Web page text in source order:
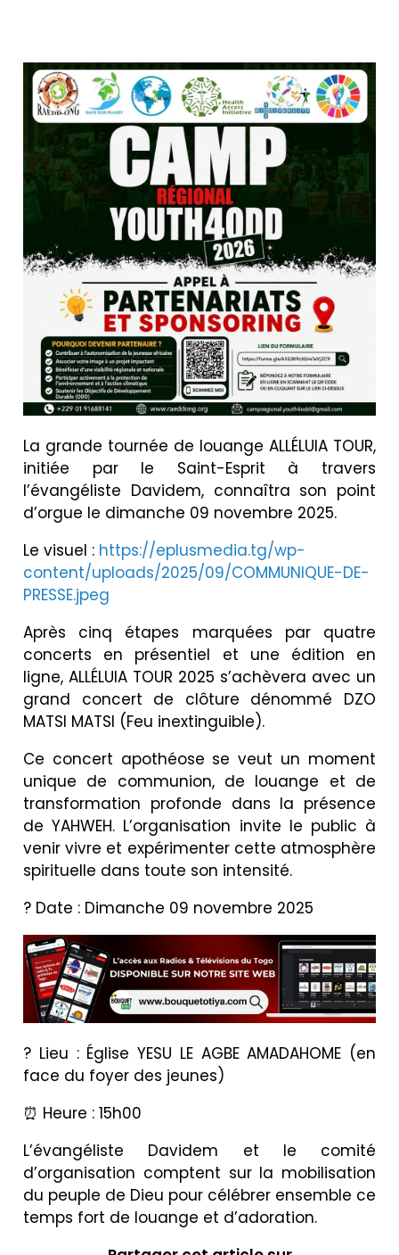
La grande tournée de louange ALLÉLUIA TOUR,
initiée par le Saint-Esprit à travers
l’évangéliste Davidem, connaîtra son point
d’orgue le dimanche 09 novembre 2025.
Le visuel : https://eplusmedia.tg/wp-
content/uploads/2025/09/COMMUNIQUE-DE-
PRESSE.jpeg
Après cinq étapes marquées par quatre
concerts en présentiel et une édition en
ligne, ALLÉLUIA TOUR 2025 s’achèvera avec un
grand concert de clôture dénommé DZO
MATSI MATSI (Feu inextinguible).
Ce concert apothéose se veut un moment
unique de communion, de louange et de
transformation profonde dans la présence
de YAHWEH. L’organisation invite le public à
venir vivre et expérimenter cette atmosphère
spirituelle dans toute son intensité.
? Date : Dimanche 09 novembre 2025
? Lieu : Église YESU LE AGBE AMADAHOME (en
face du foyer des jeunes)
⏰ Heure : 15h00
L’évangéliste Davidem et le comité
d’organisation comptent sur la mobilisation
du peuple de Dieu pour célébrer ensemble ce
temps fort de louange et d’adoration.